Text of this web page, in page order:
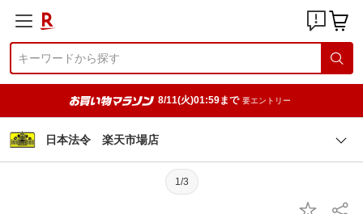
8/11(火)01:59まで 要エントリー
日本法令 楽天市場店
1/3